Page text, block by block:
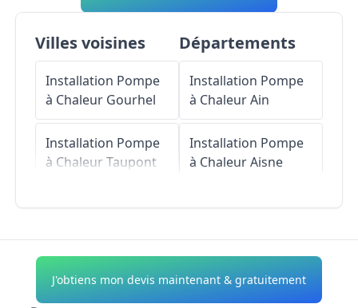
Villes voisines
Installation Pompe
à Chaleur Gourhel
Installation Pompe
à ChaleurTaupont
Installation Pompe
à Chaleur Loyat
Départements
Installation Pompe
à ChaleurAin
Installation Pompe
à ChaleurAisne
Installation Pompe
à Chaleur Alpes-de-
J'obtiens mon devis maintenant & gratuitement